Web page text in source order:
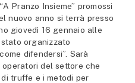
Pranzo Insieme” promossi
nuovo anno si terrà presso
giovedì 16 gennaio alle
organizzato
difendersi”. Sarà
del settore che
truffe e i metodi per